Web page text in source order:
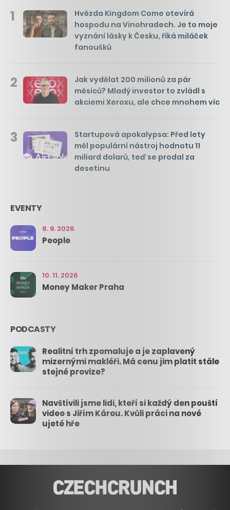
1
Hvězda Kingdom Come otevírá
hospodu na Vinohradech. Je to moje
vyznání lásky k Česku, říká miláček
fanoušků
2
Jak vydělat 200 milionů za pár
měsíců? Mladý investor to zvládl s
akciemi Xeroxu, ale chce mnohem víc
3
Startupová apokalypsa: Před lety
měl populární nástroj hodnotu 11
miliard dolarů, teď se prodal za
desetinu
EVENTY
8. 9. 2026
People
10. 11. 2026
Money Maker Praha
PODCASTY
Realitní trh zpomaluje a je zaplavený
mizernými makléři. Má cenu jim platit stále
stejné provize?
Navštívili jsme lidi, kteří si každý den pouští
video s Jiřím Károu. Kvůli práci na nové
ujeté hře